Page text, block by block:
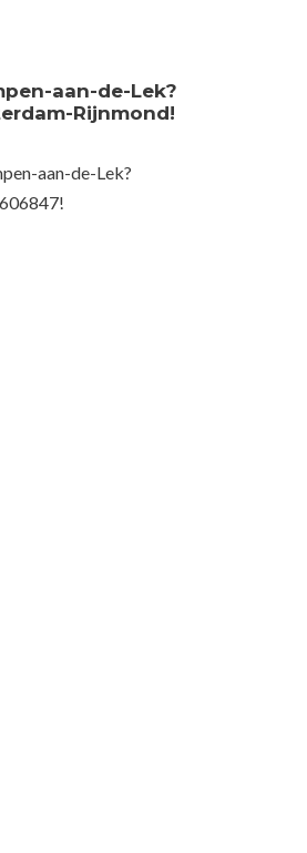
aan-de-Lek?
Rijnmond!
aan-de-Lek?